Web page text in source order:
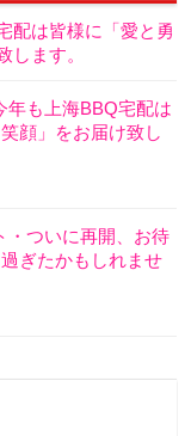
配は皆様に「愛と勇
します。
年も上海BBQ宅配は
顔」をお届け致し
・ついに再開、お待
ぎたかもしれませ